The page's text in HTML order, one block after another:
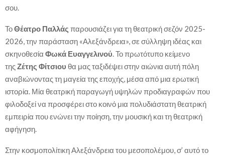
σου.
ΤοΘέατρο Παλλάς παρουσιάζει για τη θεατρική σεζόν 2025-
2026, την παράσταση «Αλεξάνδρεια», σε σύλληψη ιδέας και
σκηνοθεσία Φωκά Ευαγγελινού . Το πρωτότυπο κείμενο
της Ζέτης Φίτσιου θα μας ταξιδέψει στην αιώνια αυτή πόλη
αναβιώνοντας τη μαγεία της εποχής, μέσα από μια ερωτική
ιστορία. Μία θεατρική παραγωγή υψηλών προδιαγραφών που
φιλοδοξεί να προσφέρει στο κοινό μια πολυδιάστατη θεατρική
εμπειρία που ενώνει την ποίηση, την μουσική και τη θεατρική
αφήγηση.
Στην κοσμοπολίτικη Αλεξάνδρεια του μεσοπολέμου, σ’ αυτό το